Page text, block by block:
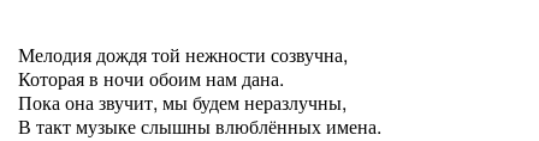
Мелодия дождя той нежности созвучна,
Которая в ночи обоим нам дана.
Пока она звучит, мы будем неразлучны,
В такт музыке слышны влюблённых имена.